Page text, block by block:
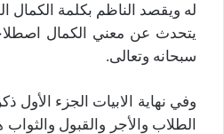
له ويقصد الناظم بكلمة الكمال
يتحدث عن معني الكمال
سبحانه وتعالى.
وفي نهاية الابيات الجزء الأول
الطلاب والأجر والقبول